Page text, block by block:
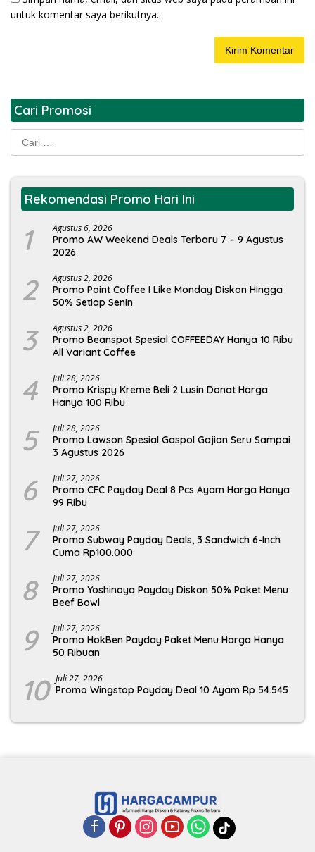
untuk komentar saya berikutnya.
Cari Promosi
Cari
untuk:
Rekomendasi Promo Hari Ini
1 Agustus 6, 2026
Promo AW Weekend Deals Terbaru 7 – 9 Agustus
2026
2 Agustus 2, 2026
Promo Point Coffee I Like Monday Diskon Hingga
50% Setiap Senin
3 Agustus 2, 2026
Promo Beanspot Spesial COFFEEDAY Hanya 10 Ribu
All Variant Coffee
4 Juli 28, 2026
Promo Krispy Kreme Beli 2 Lusin Donat Harga
Hanya 100 Ribu
5 Juli 28, 2026
Promo Lawson Spesial Gaspol Gajian Seru Sampai
3 Agustus 2026
6 Juli 27, 2026
Promo CFC Payday Deal 8 Pcs Ayam Harga Hanya
99 Ribu
7 Juli 27, 2026
Promo Subway Payday Deals, 3 Sandwich 6-Inch
Cuma Rp100.000
8 Juli 27, 2026
Promo Yoshinoya Payday Diskon 50% Paket Menu
Beef Bowl
9 Juli 27, 2026
Promo HokBen Payday Paket Menu Harga Hanya
50 Ribuan
10 Juli 27, 2026
Promo Wingstop Payday Deal 10 Ayam Rp 54.545